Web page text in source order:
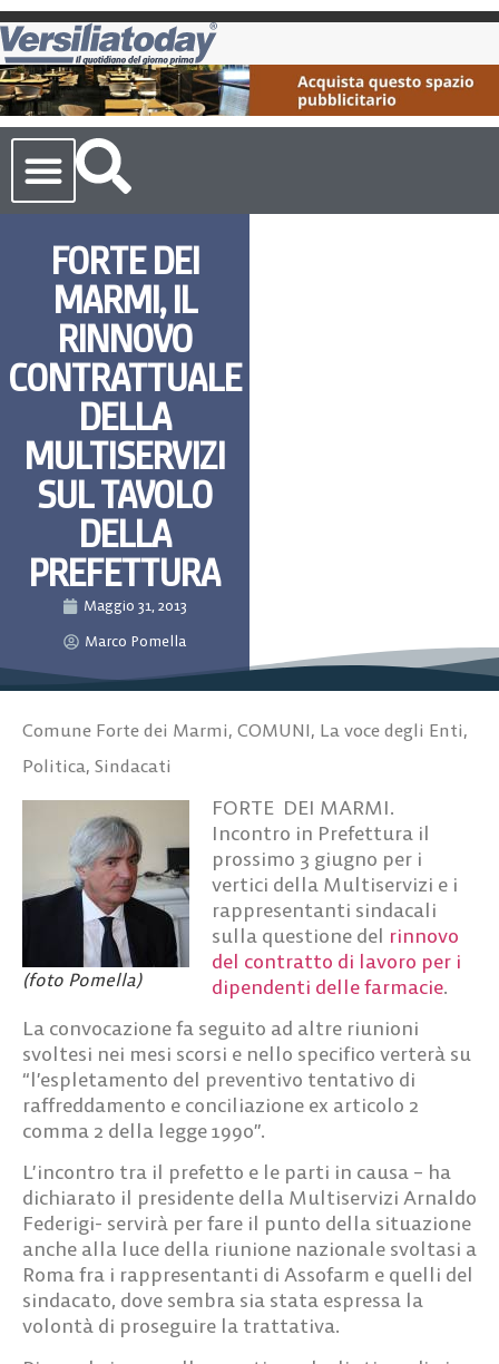
FORTE DEI
MARMI, IL
RINNOVO
CONTRATTUALE
DELLA
MULTISERVIZI
SUL TAVOLO
DELLA
PREFETTURA
Maggio 31, 2013
Marco Pomella
Comune Forte dei Marmi, COMUNI, La voce degli Enti,
Politica, Sindacati
(foto Pomella)
FORTE DEI MARMI.
Incontro in Prefettura il
prossimo 3 giugno per i
vertici della Multiservizi e i
rappresentanti sindacali
sulla questione del rinnovo
del contratto di lavoro per i
dipendenti delle farmacie.
La convocazione fa seguito ad altre riunioni
svoltesi nei mesi scorsi e nello specifico verterà su
“l’espletamento del preventivo tentativo di
raffreddamento e conciliazione ex articolo 2
comma 2 della legge 1990”.
L’incontro tra il prefetto e le parti in causa – ha
dichiarato il presidente della Multiservizi Arnaldo
Federigi- servirà per fare il punto della situazione
anche alla luce della riunione nazionale svoltasi a
Roma fra i rappresentanti di Assofarm e quelli del
sindacato, dove sembra sia stata espressa la
volontà di proseguire la trattativa.